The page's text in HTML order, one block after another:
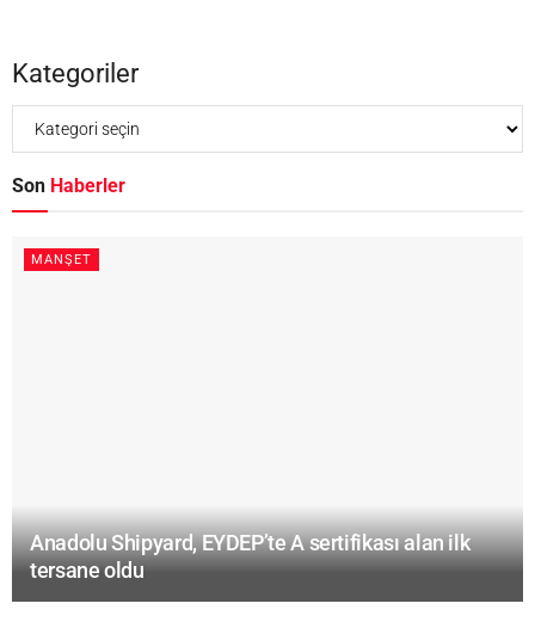
Kategoriler
Son Haberler
MANŞET
Anadolu Shipyard, EYDEP’te A sertifikası alan ilk
tersane oldu